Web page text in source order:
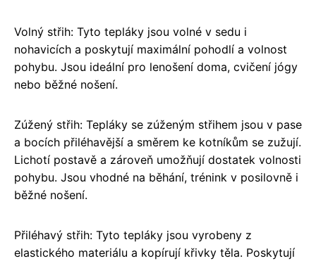
Volný střih: Tyto tepláky jsou volné v sedu i
nohavicích a poskytují maximální pohodlí a volnost
pohybu. Jsou ideální pro lenošení doma, cvičení jógy
nebo běžné nošení.
Zúžený střih: Tepláky se zúženým střihem jsou v pase
a bocích přiléhavější a směrem ke kotníkům se zužují.
Lichotí postavě a zároveň umožňují dostatek volnosti
pohybu. Jsou vhodné na běhání, trénink v posilovně i
běžné nošení.
Přiléhavý střih: Tyto tepláky jsou vyrobeny z
elastického materiálu a kopírují křivky těla. Poskytují